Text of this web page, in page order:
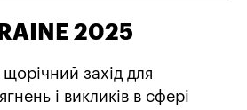
2025
захід для
і викликів в сфері